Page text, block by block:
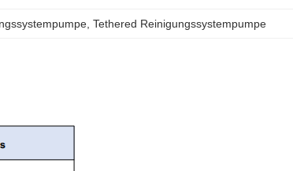
Tethered Reinigungssystempumpe